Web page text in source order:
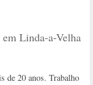
Linda-a-Velha
de 20 anos. Trabalho